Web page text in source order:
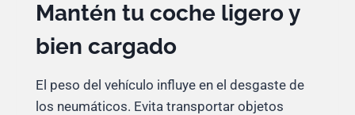
Mantén tu coche ligero y
bien cargado
El peso del vehículo influye en el desgaste de
los neumáticos. Evita transportar objetos